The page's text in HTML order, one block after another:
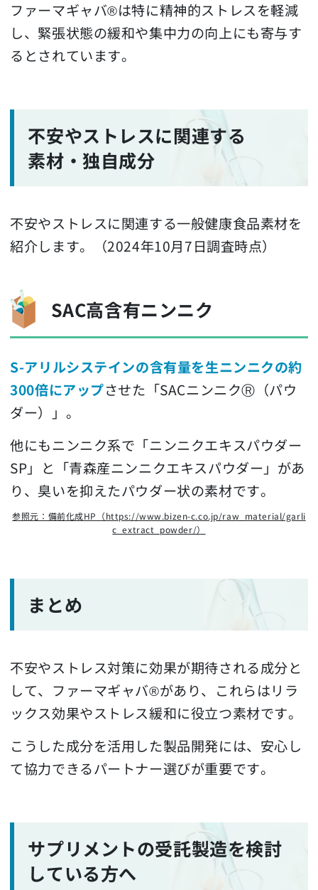
ファーマギャバ®は特に精神的ストレスを軽減
し、緊張状態の緩和や集中力の向上にも寄与す
るとされています。
不安やストレスに関連する
素材・独自成分
不安やストレスに関連する一般健康食品素材を
紹介します。（2024年10月7日調査時点）
SAC高含有ニンニク
S-アリルシステインの含有量を生ニンニクの約
300倍にアップさせた「SACニンニクⓇ（パウ
ダー）」。
他にもニンニク系で「ニンニクエキスパウダー
SP」と「青森産ニンニクエキスパウダー」があ
り、臭いを抑えたパウダー状の素材です。
参照元：備前化成HP（https://www.bizen-c.co.jp/raw_material/garli
c_extract_powder/）
まとめ
不安やストレス対策に効果が期待される成分と
して、ファーマギャバ®があり、これらはリラ
ックス効果やストレス緩和に役立つ素材です。
こうした成分を活用した製品開発には、安心し
て協力できるパートナー選びが重要です。
サプリメントの受託製造を検討
している方へ